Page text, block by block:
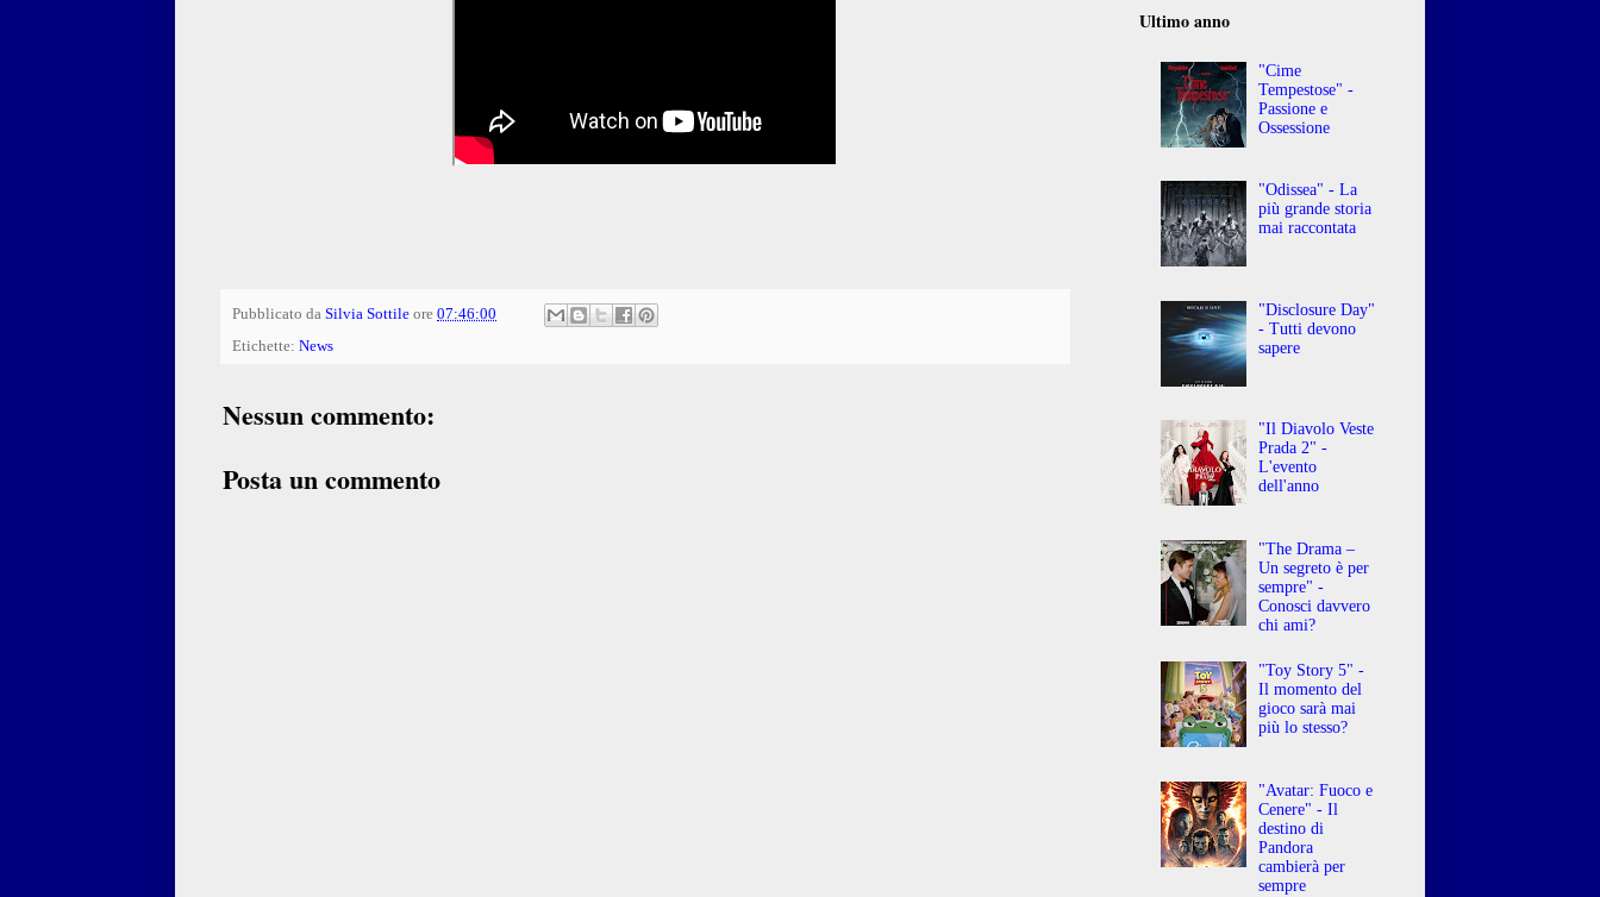
Pubblicato da Silvia Sottile ore 07:46:00
Etichette: News
Nessun commento:
Posta un commento
Ultimo anno
"Cime
Tempestose" -
Passione e
Ossessione
"Odissea" - La
più grande storia
mai raccontata
"Disclosure Day"
- Tutti devono
sapere
"Il Diavolo Veste
Prada 2" -
L'evento
dell'anno
"The Drama –
Un segreto è per
sempre" -
Conosci davvero
chi ami?
"Toy Story 5" -
Il momento del
gioco sarà mai
più lo stesso?
"Avatar: Fuoco e
Cenere" - Il
destino di
Pandora
cambierà per
sempre